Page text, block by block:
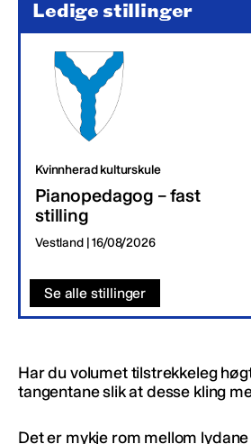
Ledige stillinger
Kvinnherad kulturskule
Pianopedagog – fast
stilling
Vestland | 16/08/2026
Se alle stillinger
Har du volumet tilstrekkeleg
tangentane slik at desse kling
Det er mykje rom mellom